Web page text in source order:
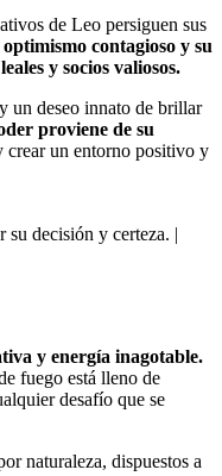
de Leo persiguen sus
optimismo contagioso y su
y socios valiosos.
un deseo innato de brillar
proviene de su
crear un entorno positivo y
su decisión y certeza. |
y energía inagotable.
fuego está lleno de
desafío que se
naturaleza, dispuestos a